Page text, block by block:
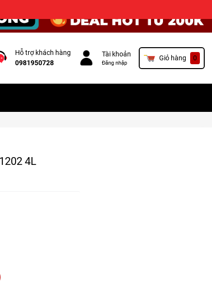
Hỗ trợ khách hàng
0981950728
Tài khoản
Đăng nhập
Giỏ hàng 0
4L